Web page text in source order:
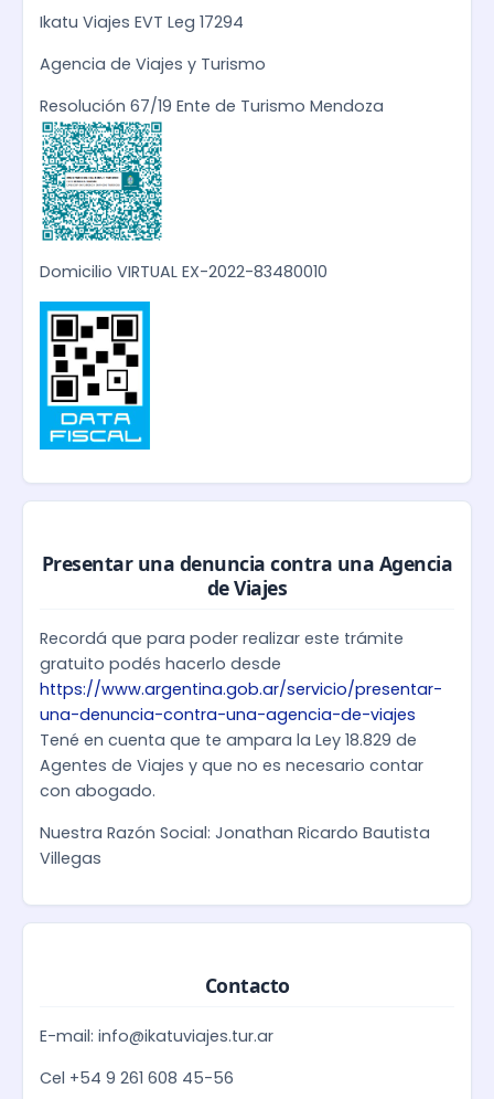
Ikatu Viajes EVT Leg 17294
Agencia de Viajes y Turismo
Resolución 67/19 Ente de Turismo Mendoza
Domicilio VIRTUAL EX-2022-83480010
Presentar una denuncia contra una Agencia
de Viajes
Recordá que para poder realizar este trámite
gratuito podés hacerlo desde
https://www.argentina.gob.ar/servicio/presentar-
una-denuncia-contra-una-agencia-de-viajes
Tené en cuenta que te ampara la Ley 18.829 de
Agentes de Viajes y que no es necesario contar
con abogado.
Nuestra Razón Social: Jonathan Ricardo Bautista
Villegas
Contacto
E-mail: info@ikatuviajes.tur.ar
Cel +54 9 261 608 45-56